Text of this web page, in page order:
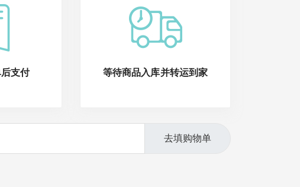
支付 等待商品入库并转运到家
去填购物单